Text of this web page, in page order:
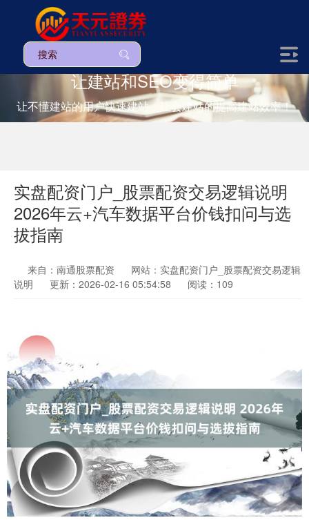
让建站和SEO变得简单
让不懂建站的用户快速建站，让会建站的提高建站效率！
实盘配资门户_股票配资交易逻辑说明
2026年云+汽车数据平台价钱扣问与选
拔指南
来自：南通股票配资
网站：实盘配资门户_股票配资交易逻辑
说明
更新：2026-02-16 05:54:58 阅读：109